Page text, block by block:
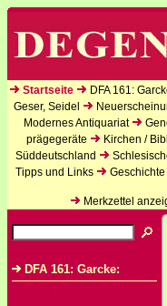
Startseite DFA 161:
Geser, Seidel
Modernes Antiquariat
prägegeräte
Kirchen /
Süddeutschland
Tipps und Links
Merkzettel
DFA 161: Garcke: